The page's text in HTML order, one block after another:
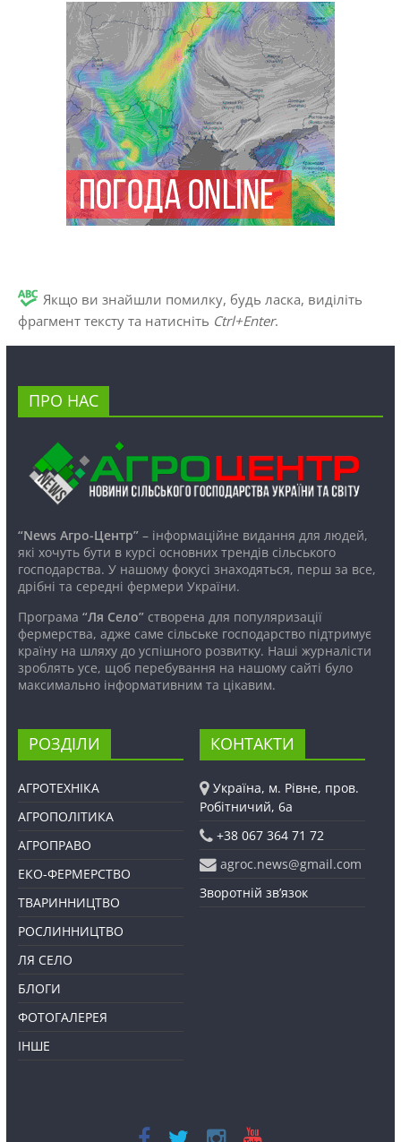
Якщо ви знайшли помилку, будь ласка, виділіть
фрагмент тексту та натисніть Ctrl+Enter.
ПРО НАС
“News Агро-Центр”– інформаційне видання для людей,
які хочуть бути в курсі основних трендів сільського
господарства. У нашому фокусі знаходяться, перш за все,
дрібні та середні фермери України.
Програма “Ля Село”створена для популяризації
фермерства, адже саме сільське господарство підтримує
країну на шляху до успішного розвитку. Наші журналісти
зроблять усе, щоб перебування на нашому сайті було
максимально інформативним та цікавим.
РОЗДІЛИ
АГРОТЕХНІКА
АГРОПОЛІТИКА
АГРОПРАВО
ЕКО-ФЕРМЕРСТВО
ТВАРИННИЦТВО
РОСЛИННИЦТВО
ЛЯ СЕЛО
БЛОГИ
ФОТОГАЛЕРЕЯ
ІНШЕ
КОНТАКТИ
Україна, м. Рівне, пров.
Робітничий, 6а
+38 067 364 71 72
agroc.news@gmail.com
Зворотній зв’язок